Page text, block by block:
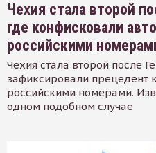
Чехия стала второй
где конфисковали
российскими
Чехия стала второй после
зафиксировали прецедент
российскими номерами.
одном подобном случае